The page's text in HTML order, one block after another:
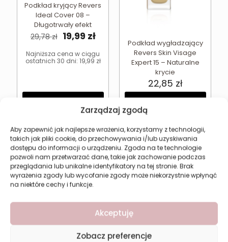
Zarządzaj zgodą
Aby zapewnić jak najlepsze wrażenia, korzystamy z technologii,
takich jak pliki cookie, do przechowywania i/lub uzyskiwania
dostępu do informacji o urządzeniu. Zgoda na te technologie
pozwoli nam przetwarzać dane, takie jak zachowanie podczas
przeglądania lub unikalne identyfikatory na tej stronie. Brak
wyrażenia zgody lub wycofanie zgody może niekorzystnie wpłynąć
na niektóre cechy i funkcje.
Akceptuję
Zobacz preferencje
Podkład kryjący Revers
Ideal Cover 08 –
Długotrwały efekt
29,78zł Pierwotna
wynosiła:
29,78 zł.
19,99 złAktualna
wynosi:
19,99 zł.
Najniższa cena w ciągu
ostatnich 30 dni: 19,99 zł
Dodaj do koszyka
Podkład wygładzający
Revers Skin Visage
Expert 15 – Naturalne
krycie
22,85 zł
Dodaj do koszyka